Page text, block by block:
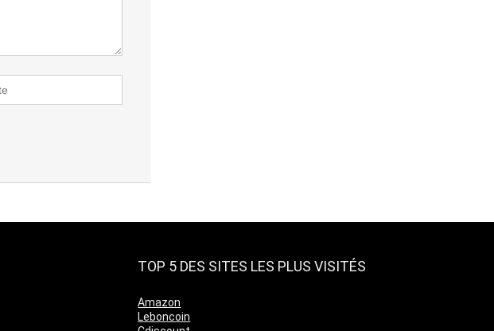
TOP 5 DES SITES LES PLUS VISITÉS
Amazon
Leboncoin